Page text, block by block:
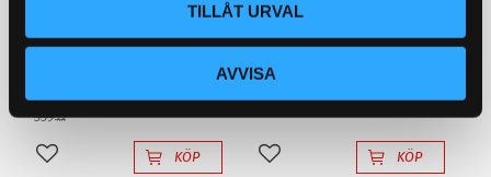
TILLÅT URVAL
AVVISA
X1-R. 250 ml
359KR
Lägg till i favoriter
KÖP
Backljuslampa 10W LED
Cree diod med
ljusförstärkande
195KR
Lägg till i favoriter
KÖP